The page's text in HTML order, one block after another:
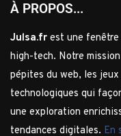
À PROPOS...
Julsa.fr est une fenêtre
high-tech. Notre
pépites du web, les
technologiques qui
une exploration
tendances digitales. En